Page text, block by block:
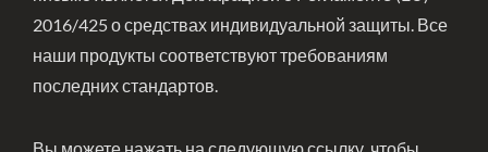
2016/425 о средствах индивидуальной защиты. Все
наши продукты соответствуют требованиям
последних стандартов.